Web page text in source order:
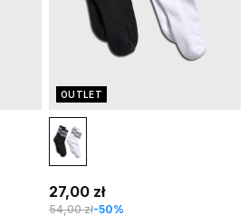
OUTLET
27,00 zł
54,00 zł-50%